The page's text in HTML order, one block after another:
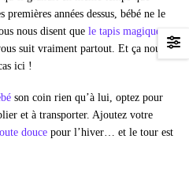
années dessus, bébé ne le
nous disent que le tapis magique
suit vraiment partout. Et ça nous
ici !
son coin rien qu’à lui, optez pour
et à transporter. Ajoutez votre
douce pour l’hiver… et le tour est